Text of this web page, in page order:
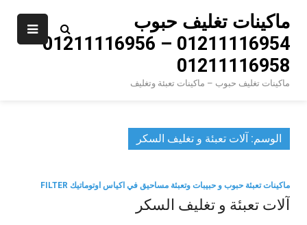
content
ماكينات تغليف حبوب
01211116954 – 01211116956 –
01211116958
ماكينات تغليف حبوب – ماكينات تعبئة وتغليف
الوسم: آلات تعبئة و تغليف السكر
ماكينات تعبئة حبوب و حبيبات وتعبئة مساحيق في اكياس اوتوماتيك FILTER
آلات تعبئة و تغليف السكر